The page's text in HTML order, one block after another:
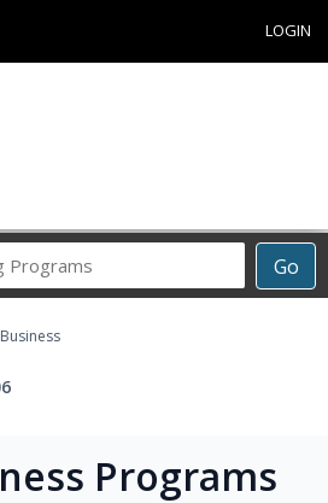
LOGIN
Go
Career
Programs
Programs